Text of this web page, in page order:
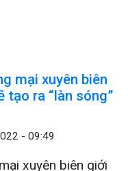
mại xuyên biên
tạo ra “làn sóng”
- 09:49
xuyên biên giới